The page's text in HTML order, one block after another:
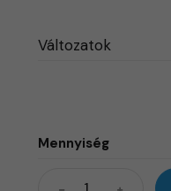
Változatok
Mennyiség